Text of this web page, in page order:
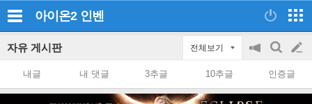
아이온2 인벤
자유 게시판 전체보기
공
on/off
검
색
글
쓰
내글 내 댓글 3추글 10추글 인증글